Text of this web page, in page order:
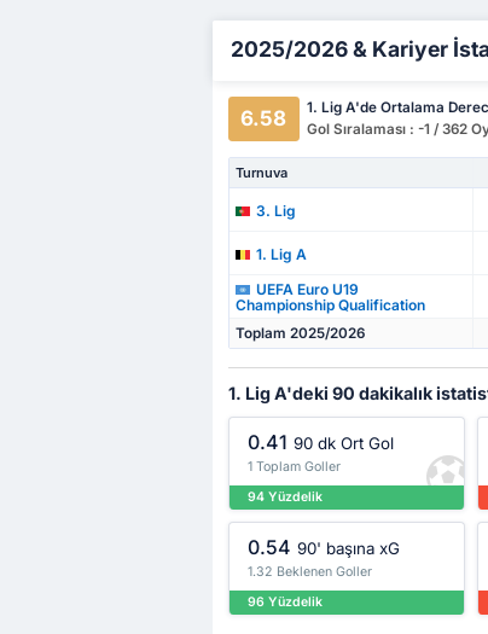
2025/2026 & Kariyer
6.58
1. Lig A'de Ortalama
Gol Sıralaması : -1 / 362
Turnuva
3. Lig
1. Lig A
UEFA Euro U19
Championship Qualification
Toplam 2025/2026
1. Lig A'deki 90 dakikalık
0.41 90 dk Ort Gol
1 Toplam Goller
94 Yüzdelik
0.54 90' başına xG
1.32 Beklenen Goller
96 Yüzdelik